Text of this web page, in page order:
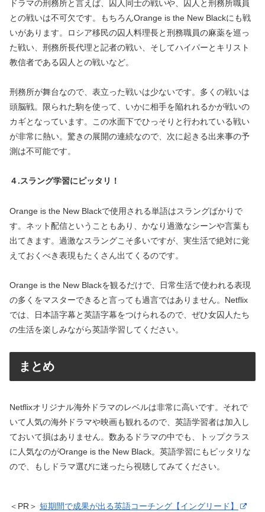
ドラマの刑務所と言えば、囚人同士の戦いや、囚人と刑務所職員
との戦いは不可欠です。もちろんOrange is the New Blackにも戦
いがあります。ロシア移民の囚人料理長と刑務職員の麻薬を巡っ
た戦い、刑務所長代理と記者の戦い、そしてハイパーとキリスト
教信者である囚人との戦いなど。
刑務所が舞台なので、表立った戦いは少ないです。多くの戦いは
頭脳戦。限られた駒を使って、いかに相手を陥れれるかが戦いの
カギとなっています。この水面下でひっそりと行われている戦い
が非常に熱い。驚きの展開の連続なので、次に起きる出来事の予
測は不可能です。
４.スラング学習にピッタリ！
Orange is the New Blackで使用される単語はスラングばかりで
す。ネット配信ということもあり、かなり過激なシーンや言葉も
出てきます。過激なスラングこそ多いですが、実生活で絶対に覚
えておくべき表現もたくさん出てくるのです。
Orange is the New Blackを観るだけで、日常生活で使われる表現
の多くをマスターできると言っても過言ではありません。Netflix
では、日本語字幕と英語字幕をつけられるので、ぜひ女囚人たち
の生活を楽しみながら英語学習してください。
まとめ
Netflixオリジナル海外ドラマのレベルは非常に高いです。それで
いて人気の海外ドラマや映画も観れるので、英語学習者は加入し
ておいて損はありません。数あるドラマの中でも、トップクラス
に人気なのがOrange is the New Black。英語学習にもピッタリな
ので、もしドラマ選びに迷ったら視聴してみてください。
＜PR＞ 短期間で成果が出る英語コーチング【イングリード】